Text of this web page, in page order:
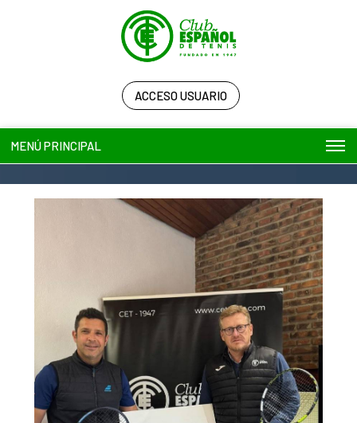
ACCESO USUARIO
MENÚ PRINCIPAL